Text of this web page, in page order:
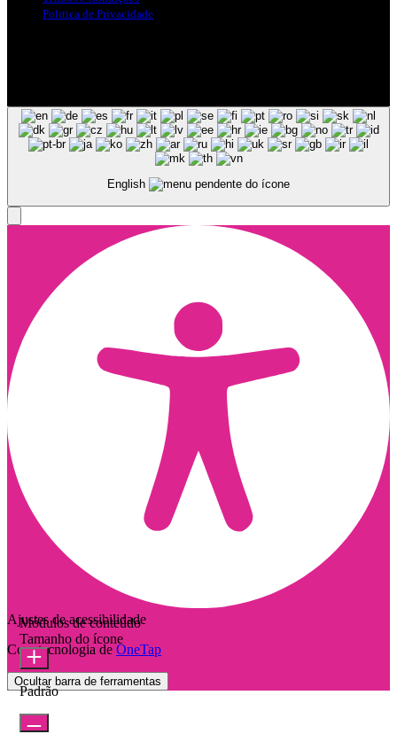
Politica de Privacidade
English
Ajustes de acessibilidade
Com tecnologia de OneTap
Ocultar barra de ferramentas
Módulos de conteúdo
Tamanho do ícone
Padrão